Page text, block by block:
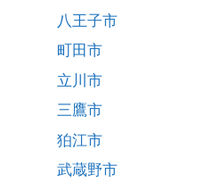
八王子市
町田市
立川市
三鷹市
狛江市
武蔵野市